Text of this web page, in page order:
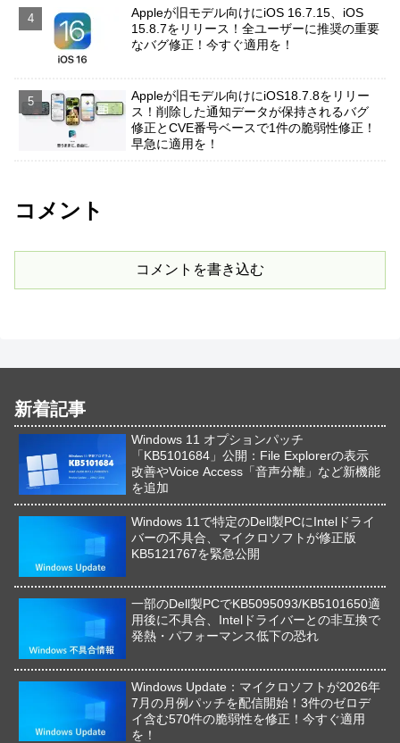
Appleが旧モデル向けにiOS 16.7.15、iOS
15.8.7をリリース！全ユーザーに推奨の重要
なバグ修正！今すぐ適用を！
Appleが旧モデル向けにiOS18.7.8をリリー
ス！削除した通知データが保持されるバグ
修正とCVE番号ベースで1件の脆弱性修正！
早急に適用を！
コメント
コメントを書き込む
新着記事
Windows 11 オプションパッチ
「KB5101684」公開：File Explorerの表示
改善やVoice Access「音声分離」など新機能
を追加
Windows 11で特定のDell製PCにIntelドライ
バーの不具合、マイクロソフトが修正版
KB5121767を緊急公開
一部のDell製PCでKB5095093/KB5101650適
用後に不具合、Intelドライバーとの非互換で
発熱・パフォーマンス低下の恐れ
Windows Update：マイクロソフトが2026年
7月の月例パッチを配信開始！3件のゼロデ
イ含む570件の脆弱性を修正！今すぐ適用
を！